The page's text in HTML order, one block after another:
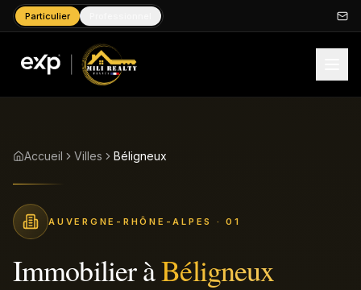
Particulier
Accueil Villes Béligneux
AUVERGNE-RHÔNE-ALPES · 01
Immobilier àBéligneux